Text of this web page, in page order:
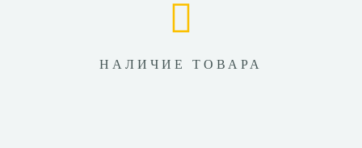
НАЛИЧИЕ ТОВАРА